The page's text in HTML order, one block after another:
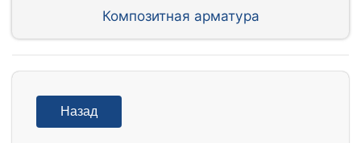
Композитная арматура
Назад